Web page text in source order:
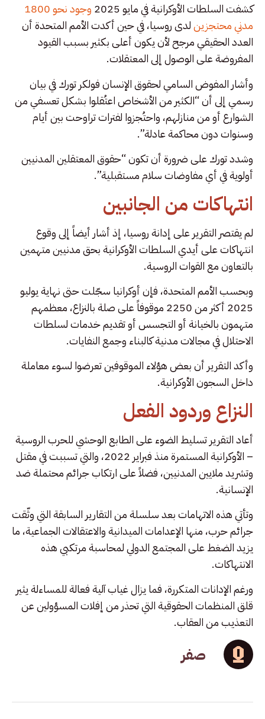
كشفت السلطات الأوكرانية في مايو 2025
وجود نحو 1800
مدني محتجزينلدى روسيا، في حين أكدت الأمم المتحدة أن
العدد الحقيقي مرجح لأن يكون أعلى بكثير بسبب القيود
المفروضة على الوصول إلى المعتقلات.
وأشار المفوض السامي لحقوق الإنسان فولكر تورك في بيان
رسمي إلى أن “الكثير من الأشخاص اعتُقلوا بشكل تعسفي من
الشوارع أو من منازلهم، واحتُجزوا لفترات تراوحت بين أيام
وسنوات دون محاكمة عادلة”.
وشدد تورك على ضرورة أن تكون “حقوق المعتقلين المدنيين
أولوية في أي مفاوضات سلام مستقبلية”.
انتهاكات من الجانبين
لم يقتصر التقرير على إدانة روسيا، إذ أشار أيضاً إلى وقوع
انتهاكات على أيدي السلطات الأوكرانية بحق مدنيين متهمين
بالتعاون مع القوات الروسية.
وبحسب الأمم المتحدة، فإن أوكرانيا سجّلت حتى نهاية يوليو
2025 أكثر من 2250 موقوفاً على صلة بالنزاع، معظمهم
متهمون بالخيانة أو التجسس أو تقديم خدمات لسلطات
الاحتلال في مجالات مدنية كالبناء وجمع النفايات.
وأكد التقرير أن بعض هؤلاء الموقوفين تعرضوا لسوء معاملة
داخل السجون الأوكرانية.
النزاع وردود الفعل
أعاد التقرير تسليط الضوء على الطابع الوحشي للحرب الروسية
– الأوكرانية المستمرة منذ فبراير 2022، والتي تسببت في مقتل
وتشريد ملايين المدنيين، فضلاً على ارتكاب جرائم محتملة ضد
الإنسانية.
وتأتي هذه الاتهامات بعد سلسلة من التقارير السابقة التي وثّقت
جرائم حرب، منها الإعدامات الميدانية والاعتقالات الجماعية، ما
يزيد الضغط على المجتمع الدولي لمحاسبة مرتكبي هذه
الانتهاكات.
ورغم الإدانات المتكررة، فما يزال غياب آلية فعالة للمساءلة يثير
قلق المنظمات الحقوقية التي تحذر من إفلات المسؤولين عن
التعذيب من العقاب.
صفر